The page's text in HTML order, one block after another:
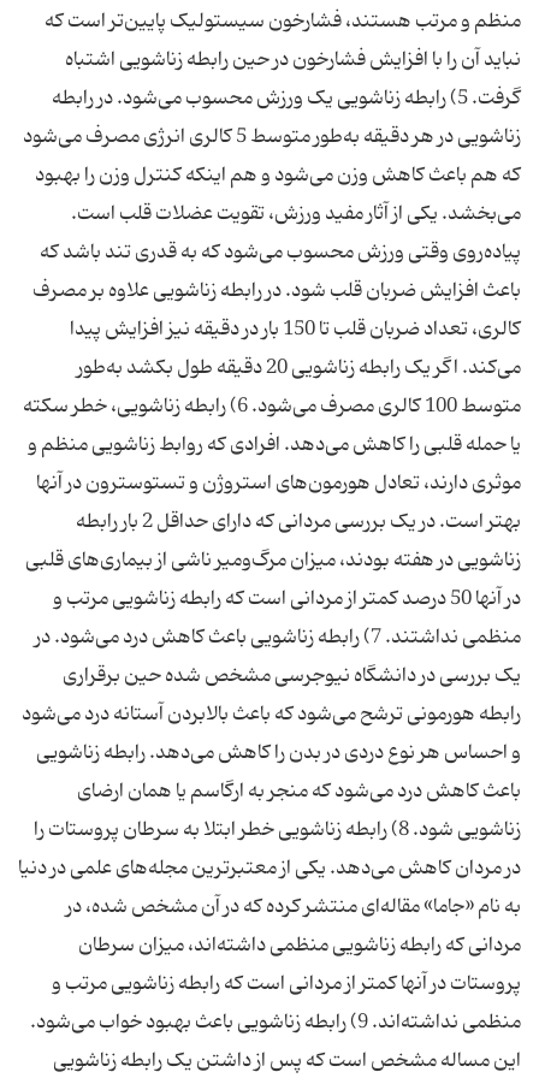
منظم و مرتب هستند، فشارخون سیستولیک پایین‌تر است که
نباید آن را با افزایش فشارخون در حین رابطه زناشویی اشتباه
گرفت. 5) رابطه زناشویی یک ورزش محسوب می‌شود. در رابطه
زناشویی در هر دقیقه به‌طور متوسط 5 کالری انرژی مصرف می‌شود
که هم باعث کاهش وزن می‌شود و هم اینکه کنترل وزن را بهبود
می‌بخشد. یکی از آثار مفید ورزش، تقویت عضلات قلب است.
پیاده‌روی وقتی ورزش محسوب می‌شود که به قدری تند باشد که
باعث افزایش ضربان قلب شود. در رابطه زناشویی علاوه بر مصرف
کالری، تعداد ضربان قلب تا 150 بار در دقیقه نیز افزایش پیدا
می‌کند. اگر یک رابطه زناشویی 20 دقیقه طول بکشد به‌طور
متوسط 100 کالری مصرف می‌شود. 6) رابطه زناشویی، خطر سکته
یا حمله قلبی را کاهش می‌دهد. افرادی که روابط زناشویی منظم و
موثری دارند، تعادل هورمون‌های استروژن و تستوسترون در آنها
بهتر است. در یک بررسی مردانی که دارای حداقل 2 بار رابطه
زناشویی در هفته بودند، میزان مرگ‌ومیر ناشی از بیماری‌های قلبی
در آنها 50 درصد کمتر از مردانی است که رابطه زناشویی مرتب و
منظمی نداشتند. 7) رابطه زناشویی باعث کاهش درد می‌شود. در
یک بررسی در دانشگاه نیوجرسی مشخص شده حین برقراری
رابطه هورمونی ترشح می‌شود که باعث بالابردن آستانه درد می‌شود
و احساس هر نوع دردی در بدن را کاهش می‌دهد. رابطه زناشویی
باعث کاهش درد می‌شود که منجر به ارگاسم یا همان ارضای
زناشویی شود. 8) رابطه زناشویی خطر ابتلا به سرطان پروستات را
در مردان کاهش می‌دهد. یکی از معتبرترین مجله‌های علمی در دنیا
به نام «جاما» مقاله‌ای منتشر کرده که در آن مشخص شده، در
مردانی که رابطه زناشویی منظمی داشته‌اند، میزان سرطان
پروستات در آنها کمتر از مردانی است که رابطه زناشویی مرتب و
منظمی نداشته‌اند. 9) رابطه زناشویی باعث بهبود خواب می‌شود.
این مساله مشخص است که پس از داشتن یک رابطه زناشویی